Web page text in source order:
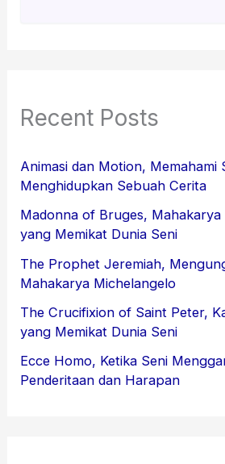
Recent Posts
Animasi dan Motion, Memahami
Menghidupkan Sebuah Cerita
Madonna of Bruges,
yang Memikat Dunia Seni
The Prophet Jeremiah,
Mahakarya Michelangelo
The Crucifixion of Saint Peter,
yang Memikat Dunia Seni
Ecce Homo, Ketika Seni
Penderitaan dan Harapan